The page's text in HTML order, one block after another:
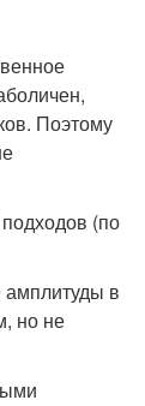
Поэтому
(по
амплитуды в
но не